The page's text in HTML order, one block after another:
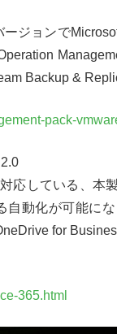
ージョンで
Backup &
pack-
応している、本製
自動化が可能に
for
365.html